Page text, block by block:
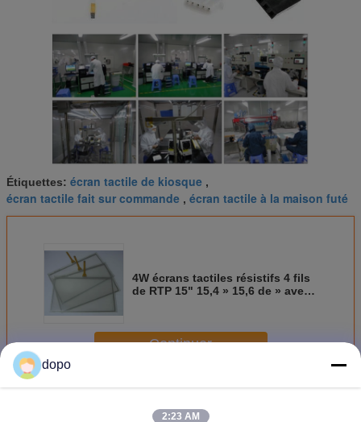
Étiquettes: écran tactile de kiosque ,
écran tactile fait sur commande , écran tactile à la maison futé
4W écrans tactiles résistifs 4 fils
de RTP 15" 15,4 » 15,6 de » avec
Continuer
PlusPanneau industriel d'écran tactile
dopo
2:23 AM